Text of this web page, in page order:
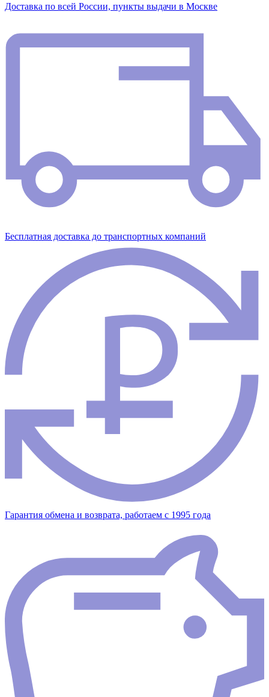
Доставка по всей России, пункты выдачи в Москве
Бесплатная доставка до транспортных компаний
Гарантия обмена и возврата, работаем с 1995 года